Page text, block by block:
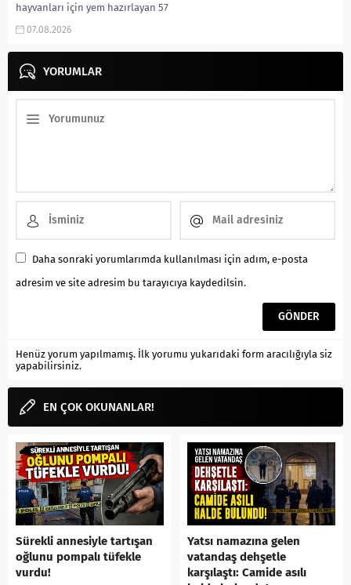
hayvanları için yem hazırlayan 57
yaşındaki çiftçi, elini yem karma
ağır yaralandı. Olay, Alaca...
07.08.2026
YORUMLAR
Daha sonraki yorumlarımda kullanılması için adım, e-posta
adresim ve site adresim bu tarayıcıya kaydedilsin.
Henüz yorum yapılmamış. İlk yorumu yukarıdaki form aracılığıyla siz
yapabilirsiniz.
EN ÇOK OKUNANLAR!
Sürekli annesiyle tartışan
oğlunu pompalı tüfekle
vurdu!
Yatsı namazına gelen
vatandaş dehşetle
karşılaştı: Camide asılı